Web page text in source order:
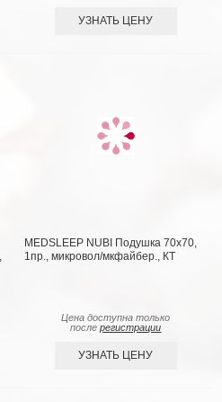
УЗНАТЬ ЦЕНУ
MEDSLEEP NUBI Подушка 70х70,
1пр., микровол/мкфайбер., КТ
Цена доступна только
послерегистрации
УЗНАТЬ ЦЕНУ